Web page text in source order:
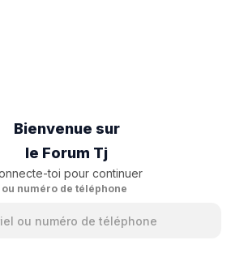
Bienvenue sur
le Forum Tj
toi pour continuer
numéro de téléphone